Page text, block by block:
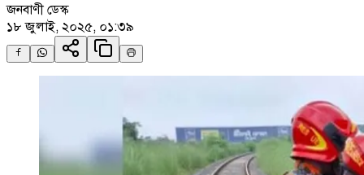
জনবাণী ডেস্ক
১৮ জুলাই, ২০২৫, ০১:৩৯